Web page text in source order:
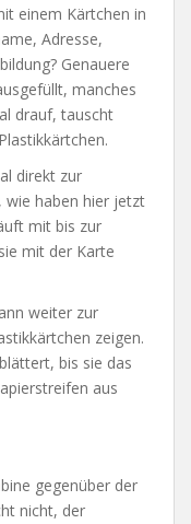
einem Kärtchen in
Adresse,
Genauere
manches
drauf, tauscht
direkt zur
wie haben hier jetzt
mit bis zur
mit der Karte
weiter zur
zeigen.
bis sie das
aus
gegenüber der
nicht, der